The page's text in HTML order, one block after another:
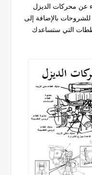
محركات الديزل
بالإضافة إلى
التي ستساعدك